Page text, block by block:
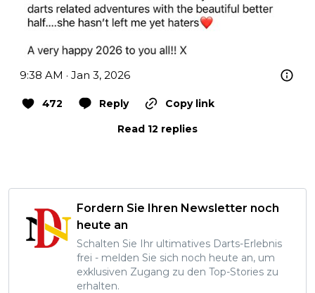
9:38 AM · Jan 3, 2026
472 Reply
Copy link
Read 12 replies
Fordern Sie Ihren Newsletter noch
heute an
Schalten Sie Ihr ultimatives Darts-Erlebnis
frei - melden Sie sich noch heute an, um
exklusiven Zugang zu den Top-Stories zu
erhalten.